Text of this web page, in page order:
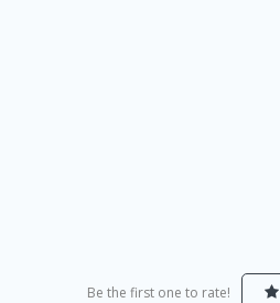
Be the first one to rate!